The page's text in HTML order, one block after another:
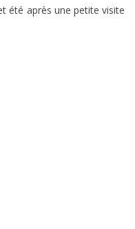
été après une petite visite